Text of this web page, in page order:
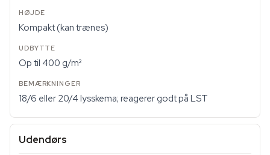
Kompakt (kan trænes)
Op til 400 g/m²
18/6 eller 20/4 lysskema; reagerer godt på LST
Udendørs